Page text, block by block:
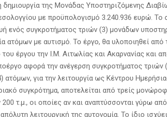
της Μονάδας Υποστηριζόμενης
με προϋπολογισμό 3.240.936 ευρώ. Το
ενός συγκροτήματος τριών (3) μονάδων
ατόμων με αυτισμό. Το έργο, θα υλοποιηθεί από
έργου την Ι.Μ. Αιτωλίας και Ακαρνανίας και
αφορά την ανέγερση συγκροτήματος τριών
για την λειτουργία ως Κέντρου
συγκρότημα, αποτελείται από τρείς
τ.μ., οι οποίες αν και αναπτύσσονται γύρω
λειτουργική της αυτονομία. Το ίδιο